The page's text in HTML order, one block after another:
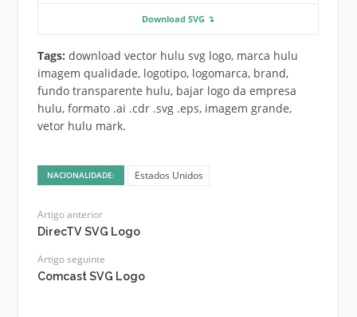
Download SVG ↴
Tags: download vector hulu svg logo, marca hulu
imagem qualidade, logotipo, logomarca, brand,
fundo transparente hulu, bajar logo da empresa
hulu, formato .ai .cdr .svg .eps, imagem grande,
vetor hulu mark.
NACIONALIDADE: Estados Unidos
Artigo anterior
DirecTV SVG Logo
Artigo seguinte
Comcast SVG Logo